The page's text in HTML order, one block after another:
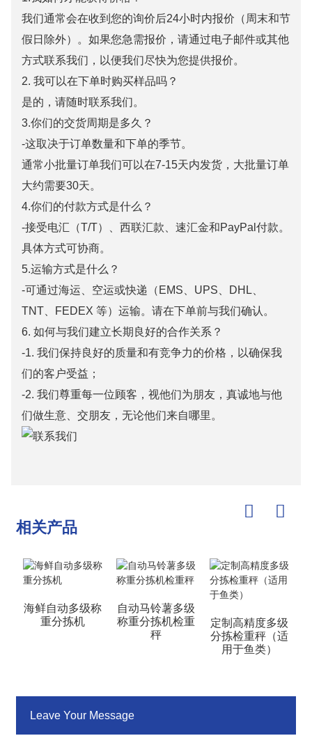
我们通常会在收到您的询价后24小时内报价（周末和节
假日除外）。如果您急需报价，请通过电子邮件或其他
方式联系我们，以便我们尽快为您提供报价。
2. 我可以在下单时购买样品吗？
是的，请随时联系我们。
3.你们的交货周期是多久？
-这取决于订单数量和下单的季节。
通常小批量订单我们可以在7-15天内发货，大批量订单
大约需要30天。
4.你们的付款方式是什么？
-接受电汇（T/T）、西联汇款、速汇金和PayPal付款。
具体方式可协商。
5.运输方式是什么？
-可通过海运、空运或快递（EMS、UPS、DHL、
TNT、FEDEX 等）运输。请在下单前与我们确认。
6. 如何与我们建立长期良好的合作关系？
-1. 我们保持良好的质量和有竞争力的价格，以确保我
们的客户受益；
-2. 我们尊重每一位顾客，视他们为朋友，真诚地与他
们做生意、交朋友，无论他们来自哪里。
相关产品
海鲜自动多级称
重分拣机
自动马铃薯多级
称重分拣机检重
秤
定制高精度多级
分拣检重秤（适
用于鱼类）
Leave Your Message